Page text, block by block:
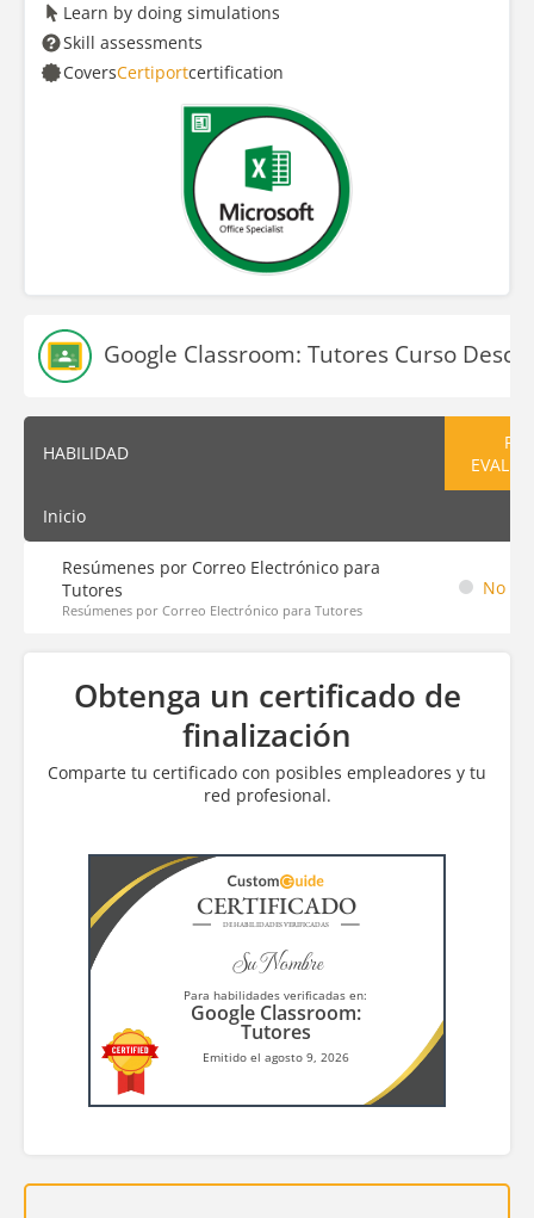
Learn by doing simulations
Skill assessments
CoversCertiportcertification
Google Classroom: Tutores Curso
HABILIDAD
Inicio
Resúmenes por Correo Electrónico para
Tutores
Resúmenes por Correo Electrónico para Tutores
No
Obtenga un certificado de
finalización
Comparte tu certificado con posibles empleadores y tu
red profesional.
CERTIFICADO
DE HABILIDADES VERIFICADAS
Su Nombre
Para habilidades verificadas en:
Google Classroom:
Tutores
Emitido el agosto 9, 2026